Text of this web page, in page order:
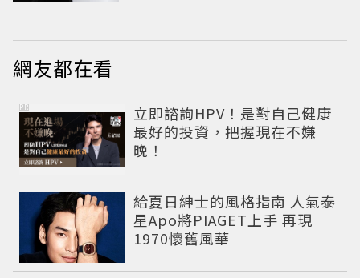
網友都在看
立即諮詢HPV！是對自己健康
最好的投資，把握現在不嫌
晚！
PR
給夏日紳士的風格指南 人氣泰
星Apo將PIAGET上手 再現
1970懷舊風華